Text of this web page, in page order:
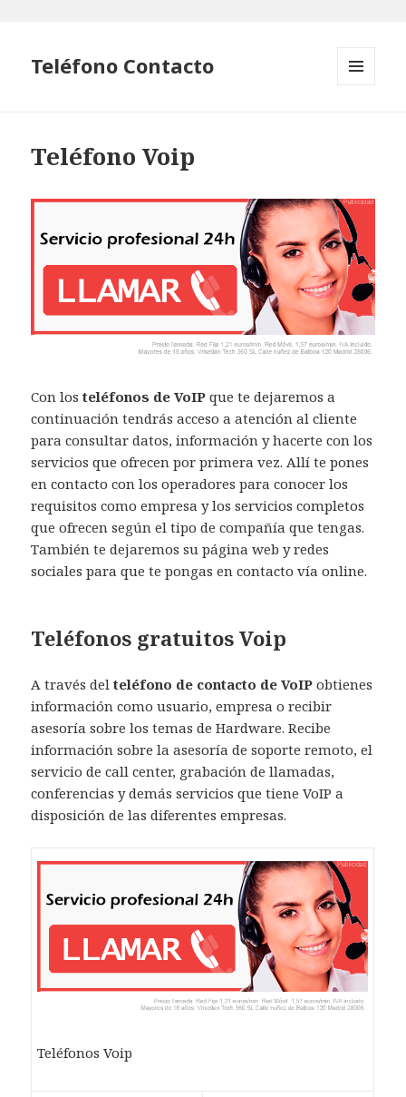
Teléfono Contacto
Teléfono Voip
Con losteléfonos de VoIP que te dejaremos a
continuación tendrás acceso a atención al cliente
para consultar datos, información y hacerte con los
servicios que ofrecen por primera vez. Allí te pones
en contacto con los operadores para conocer los
requisitos como empresa y los servicios completos
que ofrecen según el tipo de compañía que tengas.
También te dejaremos su página web y redes
sociales para que te pongas en contacto vía online.
Teléfonos gratuitos Voip
A través delteléfono de contacto de VoIP obtienes
información como usuario, empresa o recibir
asesoría sobre los temas de Hardware. Recibe
información sobre la asesoría de soporte remoto, el
servicio de call center, grabación de llamadas,
conferencias y demás servicios que tiene VoIP a
disposición de las diferentes empresas.
Teléfonos Voip